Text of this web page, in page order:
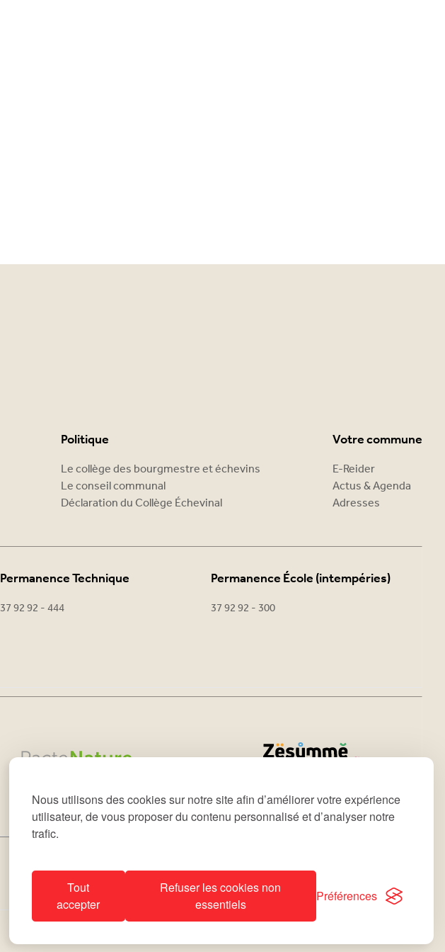
Nous utilisons des cookies sur notre site afin d’améliorer votre expérience
utilisateur, de vous proposer du contenu personnalisé et d’analyser notre
trafic.
Tout
accepter
Refuser les cookies non
essentiels
Préférences
Politique
Le collège des bourgmestre et échevins
Le conseil communal
Déclaration du Collège Échevinal
Votre commune
E-Reider
Actus & Agenda
Adresses
Permanence Technique
37 92 92 - 444
Permanence École (intempéries)
37 92 92 - 300
Déclaration d’accessibilité Notice Légalesite by